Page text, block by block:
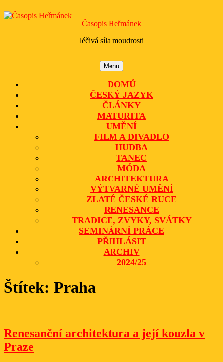
to
Časopis Heřmánek
léčivá síla moudrosti
MenuMenu
DOMŮ
ČESKÝ JAZYK
ČLÁNKY
MATURITA
UMĚNÍ
FILM A DIVADLO
HUDBA
TANEC
MÓDA
ARCHITEKTURA
VÝTVARNÉ UMĚNÍ
ZLATÉ ČESKÉ RUCE
RENESANCE
TRADICE, ZVYKY, SVÁTKY
SEMINÁRNÍ PRÁCE
PŘIHLÁSIT
ARCHIV
2024/25
Štítek: Praha
Renesanční architektura a její kouzla v
Praze